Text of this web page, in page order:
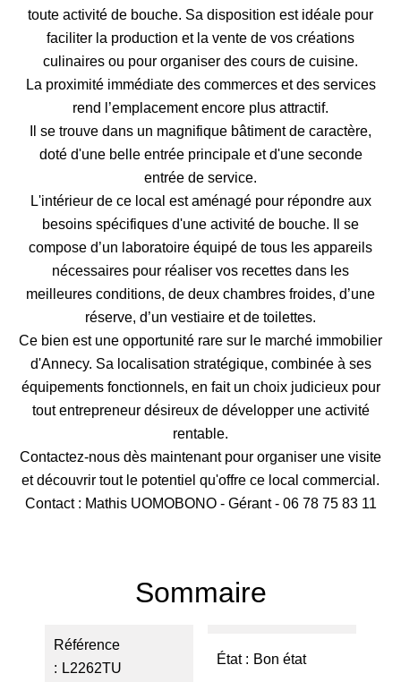
toute activité de bouche. Sa disposition est idéale pour
faciliter la production et la vente de vos créations
culinaires ou pour organiser des cours de cuisine.
La proximité immédiate des commerces et des services
rend l’emplacement encore plus attractif.
Il se trouve dans un magnifique bâtiment de caractère,
doté d'une belle entrée principale et d'une seconde
entrée de service.
L'intérieur de ce local est aménagé pour répondre aux
besoins spécifiques d'une activité de bouche. Il se
compose d’un laboratoire équipé de tous les appareils
nécessaires pour réaliser vos recettes dans les
meilleures conditions, de deux chambres froides, d’une
réserve, d’un vestiaire et de toilettes.
Ce bien est une opportunité rare sur le marché immobilier
d'Annecy. Sa localisation stratégique, combinée à ses
équipements fonctionnels, en fait un choix judicieux pour
tout entrepreneur désireux de développer une activité
rentable.
Contactez-nous dès maintenant pour organiser une visite
et découvrir tout le potentiel qu'offre ce local commercial.
Contact : Mathis UOMOBONO - Gérant - 06 78 75 83 11
Sommaire
Référence
L2262TU
État Bon état